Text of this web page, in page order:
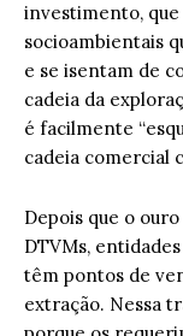
investimento,
socioambientais
e se isentam de
cadeia da
é facilmente
cadeia comercial
Depois que o
DTVMs,
têm pontos de
extração. Nessa